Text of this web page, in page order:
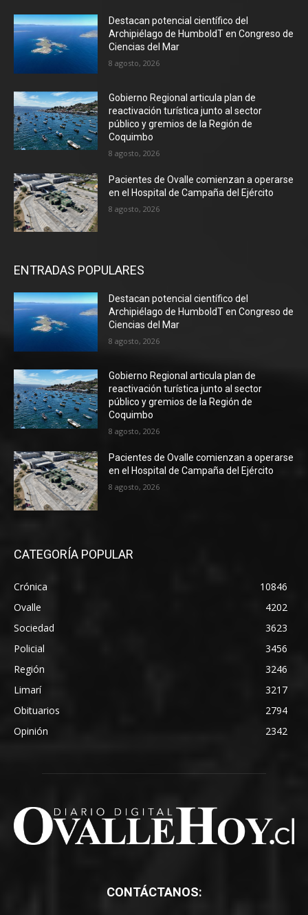
Destacan potencial científico del
Archipiélago de HumboldT en Congreso de
Ciencias del Mar
8 agosto, 2026
Gobierno Regional articula plan de
reactivación turística junto al sector
público y gremios de la Región de
Coquimbo
8 agosto, 2026
Pacientes de Ovalle comienzan a operarse
en el Hospital de Campaña del Ejército
8 agosto, 2026
ENTRADAS POPULARES
Destacan potencial científico del
Archipiélago de HumboldT en Congreso de
Ciencias del Mar
8 agosto, 2026
Gobierno Regional articula plan de
reactivación turística junto al sector
público y gremios de la Región de
Coquimbo
8 agosto, 2026
Pacientes de Ovalle comienzan a operarse
en el Hospital de Campaña del Ejército
8 agosto, 2026
CATEGORÍA POPULAR
Crónica
10846
Ovalle
4202
Sociedad
3623
Policial
3456
Región
3246
Limarí
3217
Obituarios
2794
Opinión
2342
CONTÁCTANOS: